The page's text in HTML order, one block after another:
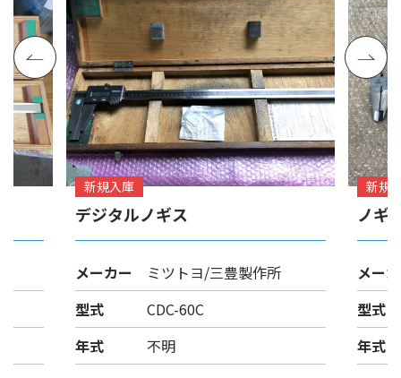
新規入庫
デジタルノギス
メーカー
ミツトヨ/三豊製作所
型式
CDC-60C
年式
不明
新規
ノギ
メー
型式
年式